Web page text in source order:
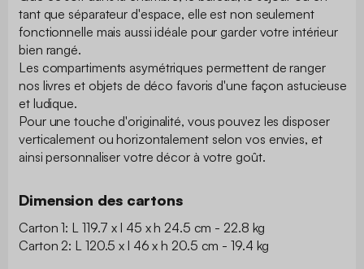
tant que séparateur d'espace, elle est non seulement
fonctionnelle mais aussi idéale pour garder votre intérieur
bien rangé.
Les compartiments asymétriques permettent de ranger
nos livres et objets de déco favoris d'une façon astucieuse
et ludique.
Pour une touche d'originalité, vous pouvez les disposer
verticalement ou horizontalement selon vos envies, et
ainsi personnaliser votre décor à votre goût.
Dimension des cartons
Carton 1: L 119.7 x l 45 x h 24.5 cm - 22.8 kg
Carton 2: L 120.5 x l 46 x h 20.5 cm - 19.4 kg